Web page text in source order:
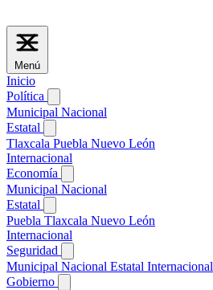
Menú
Inicio
Política
Municipal Nacional
Estatal
Tlaxcala Puebla Nuevo León
Internacional
Economía
Municipal Nacional
Estatal
Puebla Tlaxcala Nuevo León
Internacional
Seguridad
Municipal Nacional Estatal Internacional
Gobierno